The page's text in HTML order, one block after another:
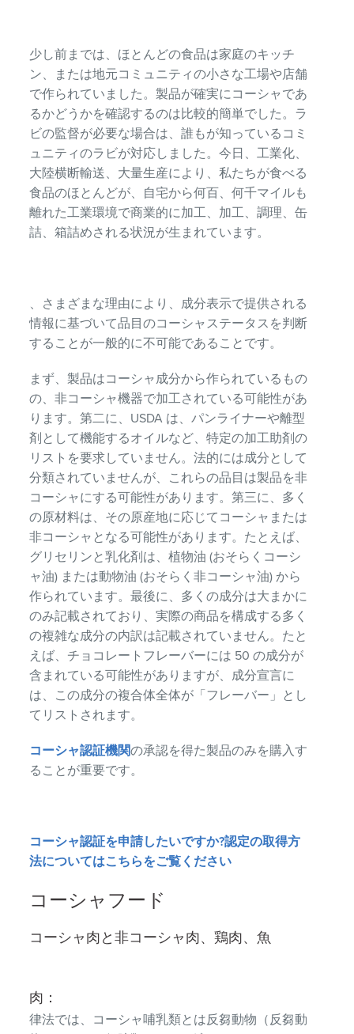
少し前までは、ほとんどの食品は家庭のキッチ
ン、または地元コミュニティの小さな工場や店舗
で作られていました。製品が確実にコーシャであ
るかどうかを確認するのは比較的簡単でした。ラ
ビの監督が必要な場合は、誰もが知っているコミ
ュニティのラビが対応しました。今日、工業化、
大陸横断輸送、大量生産により、私たちが食べる
食品のほとんどが、自宅から何百、何千マイルも
離れた工業環境で商業的に加工、加工、調理、缶
詰、箱詰めされる状況が生まれています。
、さまざまな理由により、成分表示で提供される
情報に基づいて品目のコーシャステータスを判断
することが一般的に不可能であることです。
まず、製品はコーシャ成分から作られているもの
の、非コーシャ機器で加工されている可能性があ
ります。第二に、USDA は、パンライナーや離型
剤として機能するオイルなど、特定の加工助剤の
リストを要求していません。法的には成分として
分類されていませんが、これらの品目は製品を非
コーシャにする可能性があります。第三に、多く
の原材料は、その原産地に応じてコーシャまたは
非コーシャとなる可能性があります。たとえば、
グリセリンと乳化剤は、植物油 (おそらくコーシ
ャ油) または動物油 (おそらく非コーシャ油) から
作られています。最後に、多くの成分は大まかに
のみ記載されており、実際の商品を構成する多く
の複雑な成分の内訳は記載されていません。たと
えば、チョコレートフレーバーには 50 の成分が
含まれている可能性がありますが、成分宣言に
は、この成分の複合体全体が「フレーバー」とし
てリストされます。
コーシャ認証機関の承認を得た製品のみを購入す
ることが重要です。
コーシャ認証を申請したいですか?認定の取得方
法についてはこちらをご覧ください
コーシャフード
コーシャ肉と非コーシャ肉、鶏肉、魚
肉：
律法では、コーシャ哺乳類とは反芻動物（反芻動